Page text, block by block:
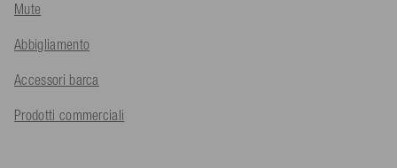
Mute
Abbigliamento
Accessori barca
Prodotti commerciali